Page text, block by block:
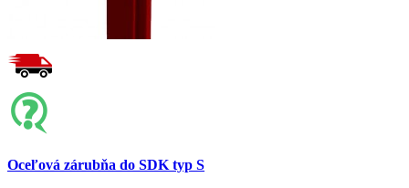
Oceľová zárubňa do SDK typ S